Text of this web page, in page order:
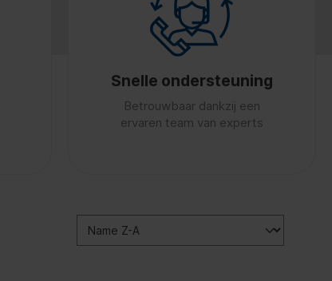
Snelle ondersteuning
Betrouwbaar dankzij een
ervaren team van experts